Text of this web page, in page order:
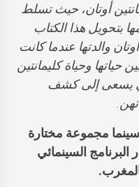
أوتان، حيث تسلط
بتحويل هذا الكتاب
والدتها عندما كانت
وحياة كليمانتين
يسعى إلى كشف
مجموعة مختارة
السينمائي